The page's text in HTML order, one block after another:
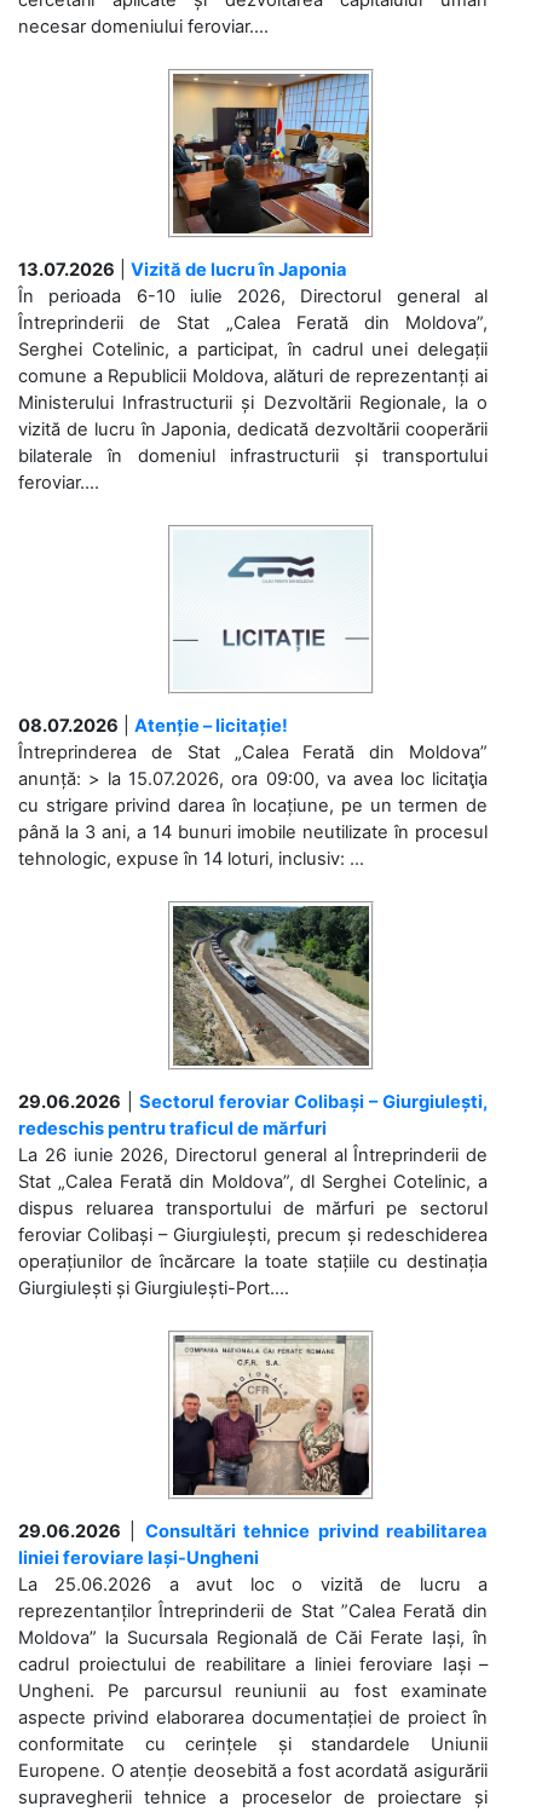
necesar domeniului feroviar....
13.07.2026
Vizită de lucru în Japonia
În perioada 6-10 iulie 2026, Directorul general al
Întreprinderii de Stat „Calea Ferată din Moldova”,
Serghei Cotelinic, a participat, în cadrul unei delegații
comune a Republicii Moldova, alături de reprezentanți ai
Ministerului Infrastructurii și Dezvoltării Regionale, la o
vizită de lucru în Japonia, dedicată dezvoltării cooperării
bilaterale în domeniul infrastructurii și transportului
feroviar....
08.07.2026
Atenție – licitație!
Întreprinderea de Stat „Calea Ferată din Moldova”
anunță: > la 15.07.2026, ora 09:00, va avea loc licitaţia
cu strigare privind darea în locațiune, pe un termen de
până la 3 ani, a 14 bunuri imobile neutilizate în procesul
tehnologic, expuse în 14 loturi, inclusiv: ...
29.06.2026
Sectorul feroviar Colibași – Giurgiulești,
redeschis pentru traficul de mărfuri
La 26 iunie 2026, Directorul general al Întreprinderii de
Stat „Calea Ferată din Moldova”, dl Serghei Cotelinic, a
dispus reluarea transportului de mărfuri pe sectorul
feroviar Colibași – Giurgiulești, precum și redeschiderea
operațiunilor de încărcare la toate stațiile cu destinația
Giurgiulești și Giurgiulești-Port....
29.06.2026
Consultări tehnice privind reabilitarea
liniei feroviare Iași-Ungheni
La 25.06.2026 a avut loc o vizită de lucru a
reprezentanților Întreprinderii de Stat ”Calea Ferată din
Moldova” la Sucursala Regională de Căi Ferate Iași, în
cadrul proiectului de reabilitare a liniei feroviare Iași –
Ungheni. Pe parcursul reuniunii au fost examinate
aspecte privind elaborarea documentației de proiect în
conformitate cu cerințele și standardele Uniunii
Europene. O atenție deosebită a fost acordată asigurării
supravegherii tehnice a proceselor de proiectare și